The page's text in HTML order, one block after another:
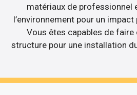
matériaux de professionnel
l’environnement pour un
Vous êtes capables de
structure pour une installation